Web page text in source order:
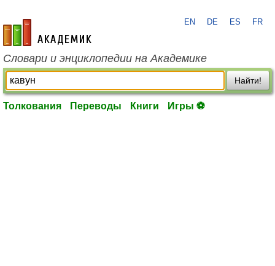
academic.ru
EN DE ES FR
Словари и энциклопедии на Академике
Найти!
Толкования Переводы Книги Игры ⚽